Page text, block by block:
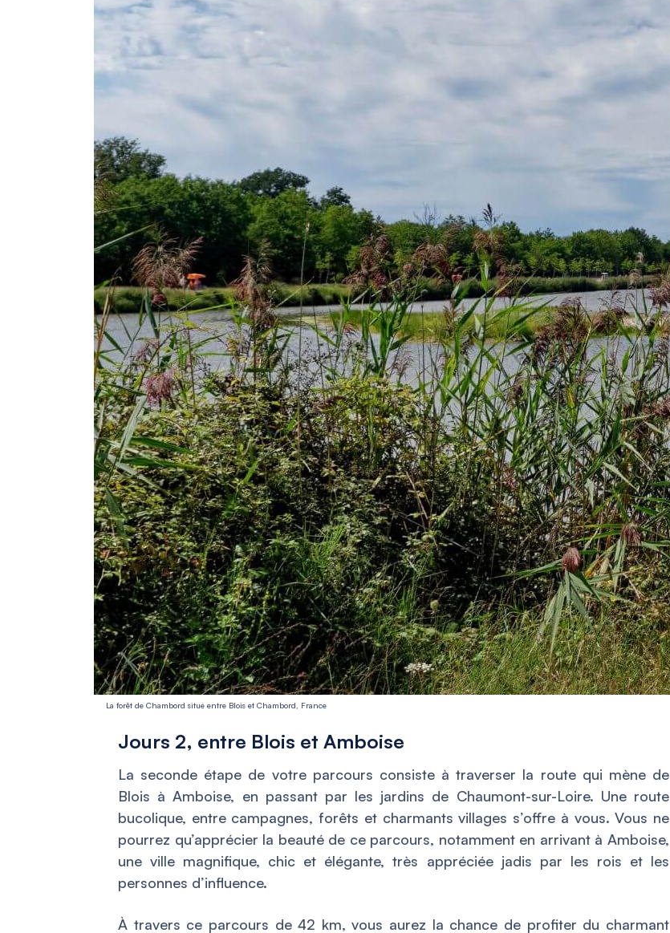
La forêt de Chambord situé entre Blois et Chambord, France
Jours 2, entre Blois et Amboise
La seconde étape de votre parcours consiste à traverser la route qui mène de
Blois à Amboise, en passant par les jardins de Chaumont-sur-Loire. Une route
bucolique, entre campagnes, forêts et charmants villages s’offre à vous. Vous ne
pourrez qu’apprécier la beauté de ce parcours, notamment en arrivant à Amboise,
une ville magnifique, chic et élégante, très appréciée jadis par les rois et les
personnes d’influence.
À travers ce parcours de 42 km, vous aurez la chance de profiter du charmant